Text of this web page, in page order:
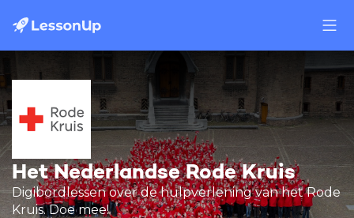
Het Nederlandse Rode Kruis
Digibordlessen over de hulpverlening van het Rode
Kruis. Doe mee!